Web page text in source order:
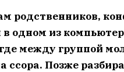
родственников,
в одном из
между группой
ссора. Позже